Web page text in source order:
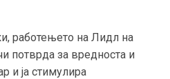
работењето на Лидл на
потврда за вредноста и
и ја стимулира